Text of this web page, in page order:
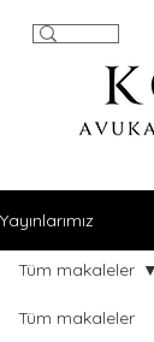
Yayınlarımız
Tüm makaleler
Tüm makaleler